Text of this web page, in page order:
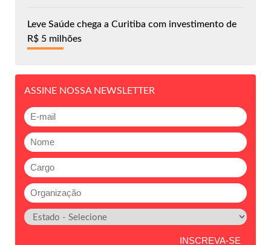
Leve Saúde chega a Curitiba com investimento de
R$ 5 milhões
ASSINE NOSSA NEWSLETTER